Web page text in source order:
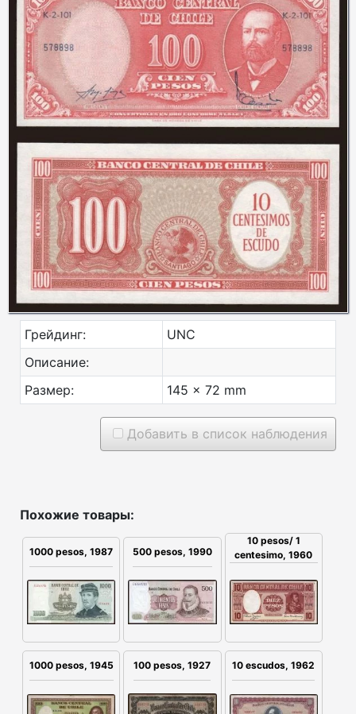
Грейдинг:
UNC
Описание:
Размер:
145 x 72 mm
Добавить в список наблюдения
Похожие товары:
1000 pesos, 1987 500 pesos, 1990
10 pesos/ 1
centesimo, 1960
1000 pesos, 1945 100 pesos, 1927 10 escudos, 1962